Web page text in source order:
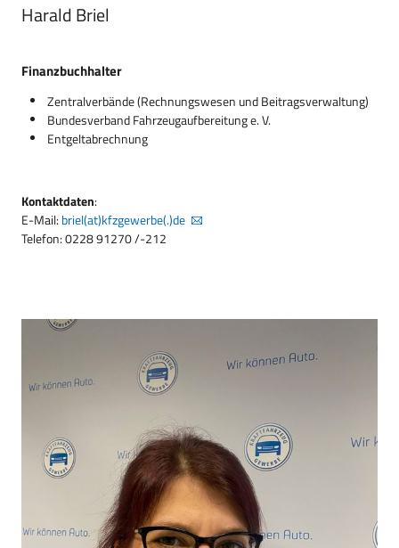
Harald Briel
Finanzbuchhalter
Zentralverbände (Rechnungswesen und Beitragsverwaltung)
Bundesverband Fahrzeugaufbereitung e. V.
Entgeltabrechnung
Kontaktdaten:
E-Mail: briel(at)kfzgewerbe(.)de
Telefon: 0228 91270 /-212